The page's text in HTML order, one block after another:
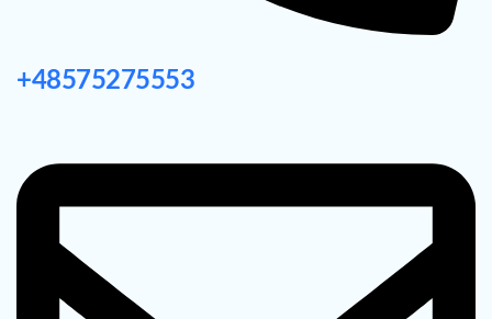
+48575275553